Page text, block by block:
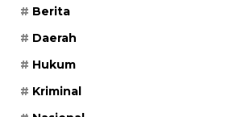
Berita
Daerah
Hukum
Kriminal